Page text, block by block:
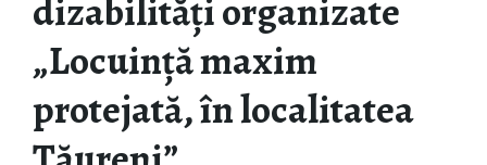
dizabilități organizate
„Locuință maxim
protejată, în localitatea